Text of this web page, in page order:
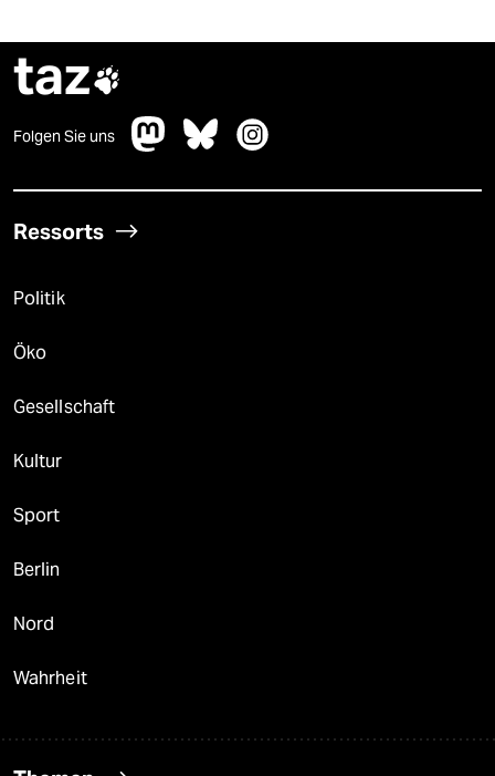
taz
Folgen Sie uns
Ressorts
Politik
Öko
Gesellschaft
Kultur
Sport
Berlin
Nord
Wahrheit